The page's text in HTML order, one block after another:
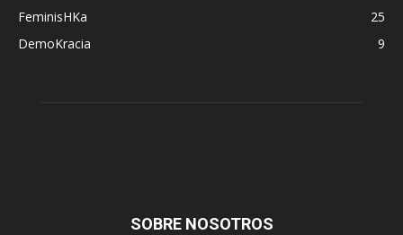
FeminisHKa
25
DemoKracia
9
SOBRE NOSOTROS